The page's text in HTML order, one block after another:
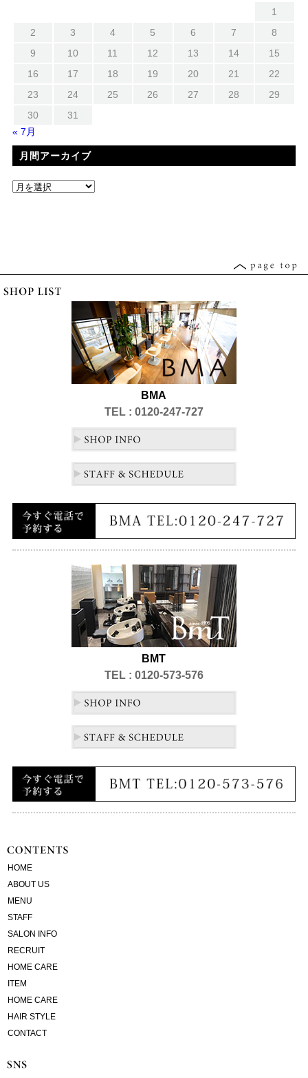
1
2
3 4 5 6 7
8
9
10 11 12 13 14
15
16
17 18 19 20 21
22
23
24 25 26 27 28
29
30
31
« 7月
月間アーカイブ
BMA
TEL : 0120-247-727
BMT
TEL : 0120-573-576
HOME
ABOUT US
MENU
STAFF
SALON INFO
RECRUIT
HOME CARE
ITEM
HOME CARE
HAIR STYLE
CONTACT